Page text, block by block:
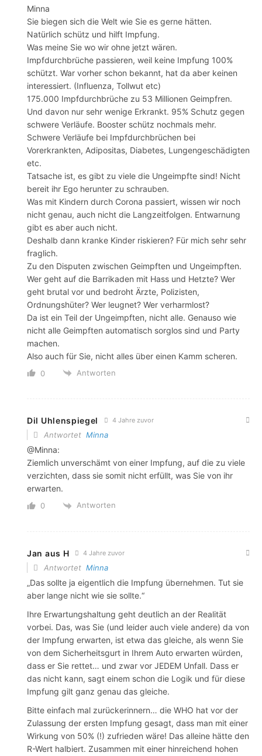
Minna
Sie biegen sich die Welt wie Sie es gerne hätten.
Natürlich schütz und hilft Impfung.
Was meine Sie wo wir ohne jetzt wären.
Impfdurchbrüche passieren, weil keine Impfung 100%
schützt. War vorher schon bekannt, hat da aber keinen
interessiert. (Influenza, Tollwut etc)
175.000 Impfdurchbrüche zu 53 Millionen Geimpfren.
Und davon nur sehr wenige Erkrankt. 95% Schutz gegen
schwere Verläufe. Booster schütz nochmals mehr.
Schwere Verläufe bei Impfdurchbrüchen bei
Vorerkrankten, Adipositas, Diabetes, Lungengeschädigten
etc.
Tatsache ist, es gibt zu viele die Ungeimpfte sind! Nicht
bereit ihr Ego herunter zu schrauben.
Was mit Kindern durch Corona passiert, wissen wir noch
nicht genau, auch nicht die Langzeitfolgen. Entwarnung
gibt es aber auch nicht.
Deshalb dann kranke Kinder riskieren? Für mich sehr sehr
fraglich.
Zu den Disputen zwischen Geimpften und Ungeimpften.
Wer geht auf die Barrikaden mit Hass und Hetzte? Wer
geht brutal vor und bedroht Ärzte, Polizisten,
Ordnungshüter? Wer leugnet? Wer verharmlost?
Da ist ein Teil der Ungeimpften, nicht alle. Genauso wie
nicht alle Geimpften automatisch sorglos sind und Party
machen.
Also auch für Sie, nicht alles über einen Kamm scheren.
0 Antworten
Dil Uhlenspiegel 4 Jahre zuvor
Antwortet Minna
@Minna:
Ziemlich unverschämt von einer Impfung, auf die zu viele
verzichten, dass sie somit nicht erfüllt, was Sie von ihr
erwarten.
0 Antworten
Jan aus H 4 Jahre zuvor
Antwortet Minna
„Das sollte ja eigentlich die Impfung übernehmen. Tut sie
aber lange nicht wie sie sollte.“
Ihre Erwartungshaltung geht deutlich an der Realität
vorbei. Das, was Sie (und leider auch viele andere) da von
der Impfung erwarten, ist etwa das gleiche, als wenn Sie
von dem Sicherheitsgurt in Ihrem Auto erwarten würden,
dass er Sie rettet… und zwar vor JEDEM Unfall. Dass er
das nicht kann, sagt einem schon die Logik und für diese
Impfung gilt ganz genau das gleiche.
Bitte einfach mal zurückerinnern… die WHO hat vor der
Zulassung der ersten Impfung gesagt, dass man mit einer
Wirkung von 50% (!) zufrieden wäre! Das alleine hätte den
R-Wert halbiert. Zusammen mit einer hinreichend hohen